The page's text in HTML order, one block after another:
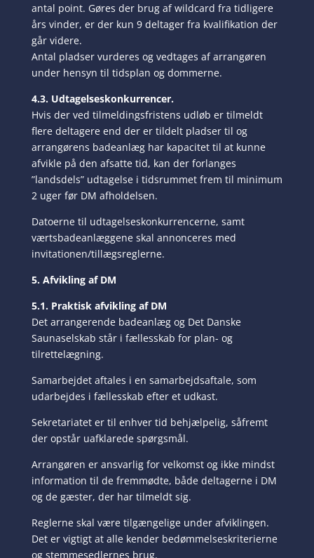
antal point. Gøres der brug af wildcard fra tidligere
års vinder, er der kun 9 deltager fra kvalifikation der
går videre.
Antal pladser vurderes og vedtages af arrangøren
under hensyn til tidsplan og dommerne.
4.3. Udtagelseskonkurrencer.
Hvis der ved tilmeldingsfristens udløb er tilmeldt
flere deltagere end der er tildelt pladser til og
arrangørens badeanlæg har kapacitet til at kunne
afvikle på den afsatte tid, kan der forlanges
”landsdels” udtagelse i tidsrummet frem til minimum
2 uger før DM afholdelsen.
Datoerne til udtagelseskonkurrencerne, samt
værtsbadeanlæggene skal annonceres med
invitationen/tillægsreglerne.
5. Afvikling af DM
5.1. Praktisk afvikling af DM
Det arrangerende badeanlæg og Det Danske
Saunaselskab står i fællesskab for plan- og
tilrettelægning.
Samarbejdet aftales i en samarbejdsaftale, som
udarbejdes i fællesskab efter et udkast.
Sekretariatet er til enhver tid behjælpelig, såfremt
der opstår uafklarede spørgsmål.
Arrangøren er ansvarlig for velkomst og ikke mindst
information til de fremmødte, både deltagerne i DM
og de gæster, der har tilmeldt sig.
Reglerne skal være tilgængelige under afviklingen.
Det er vigtigt at alle kender bedømmelseskriterierne
og stemmesedlernes brug.